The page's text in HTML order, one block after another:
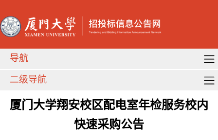
导航
二级导航
厦门大学翔安校区配电室年检服务校内
快速采购公告